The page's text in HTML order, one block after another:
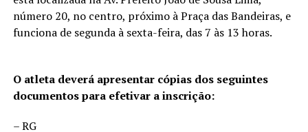
número 20, no centro, próximo à Praça das Bandeiras, e
funciona de segunda à sexta-feira, das 7 às 13 horas.
O atleta deverá apresentar cópias dos seguintes
documentos para efetivar a inscrição:
– RG